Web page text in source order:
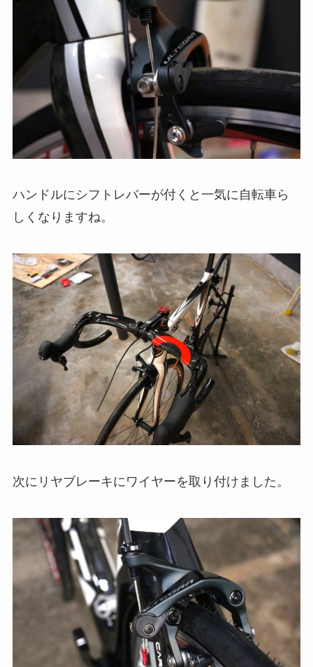
ハンドルにシフトレバーが付くと一気に自転車ら
しくなりますね。
次にリヤブレーキにワイヤーを取り付けました。